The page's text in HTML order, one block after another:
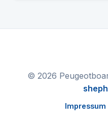
© 2026
Impressum